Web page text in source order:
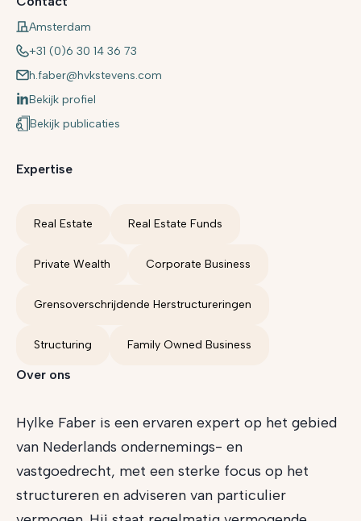
Amsterdam
+31 (0)6 30 14 36 73
h.faber@hvkstevens.com
Bekijk profiel
Bekijk publicaties
Expertise
Real Estate Real Estate Funds
Private Wealth Corporate Business
Grensoverschrijdende Herstructureringen
Structuring Family Owned Business
Over ons
Hylke Faber is een ervaren expert op het gebied
van Nederlands ondernemings- en
vastgoedrecht, met een sterke focus op het
structureren en adviseren van particulier